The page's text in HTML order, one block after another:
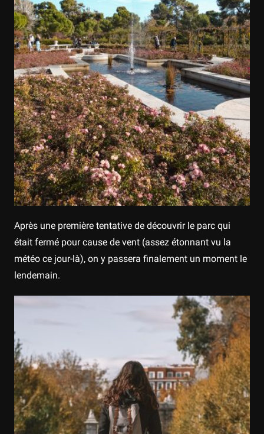
Après une première tentative de découvrir le parc qui
était fermé pour cause de vent (assez étonnant vu la
météo ce jour-là), on y passera finalement un moment le
lendemain.